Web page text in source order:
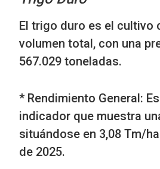
El trigo duro es el cultivo
volumen total, con una
567.029 toneladas.
* Rendimiento General:
indicador que muestra
situándose en 3,08 Tm/
de 2025.